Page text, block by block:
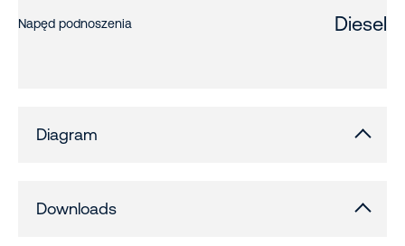
Napęd podnoszenia Diesel
Diagram
Downloads